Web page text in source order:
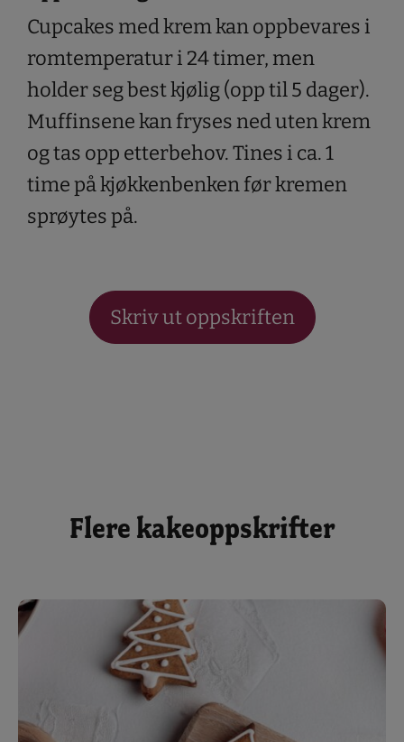
Cupcakes med krem kan oppbevares i
romtemperatur i 24 timer, men
holder seg best kjølig (opp til 5 dager).
Muffinsene kan fryses ned uten krem
og tas opp etterbehov. Tines i ca. 1
time på kjøkkenbenken før kremen
sprøytes på.
Skriv ut oppskriften
Flere kakeoppskrifter